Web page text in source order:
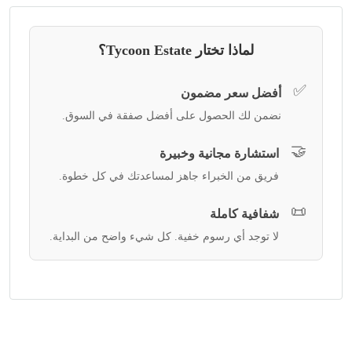
لماذا تختار Tycoon Estate؟
✅ أفضل سعر مضمون
نضمن لك الحصول على أفضل صفقة في السوق.
🤝 استشارة مجانية وخبيرة
فريق من الخبراء جاهز لمساعدتك في كل خطوة.
📜 شفافية كاملة
لا توجد أي رسوم خفية. كل شيء واضح من البداية.